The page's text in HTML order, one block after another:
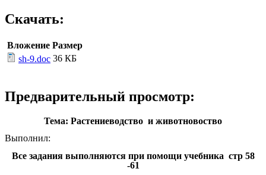
Скачать:
Вложение Размер
sh-9.doc 36 КБ
Предварительный просмотр:
Тема: Растениеводство и животновоство
Выполнил:
Все задания выполняются при помощи учебника стр 58
-61